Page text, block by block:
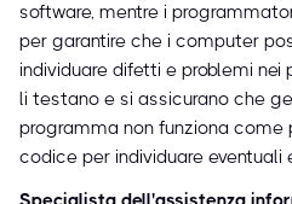
software, mentre i
per garantire che i computer
individuare difetti e problemi
li testano e si assicurano che
programma non funziona come
codice per individuare eventuali